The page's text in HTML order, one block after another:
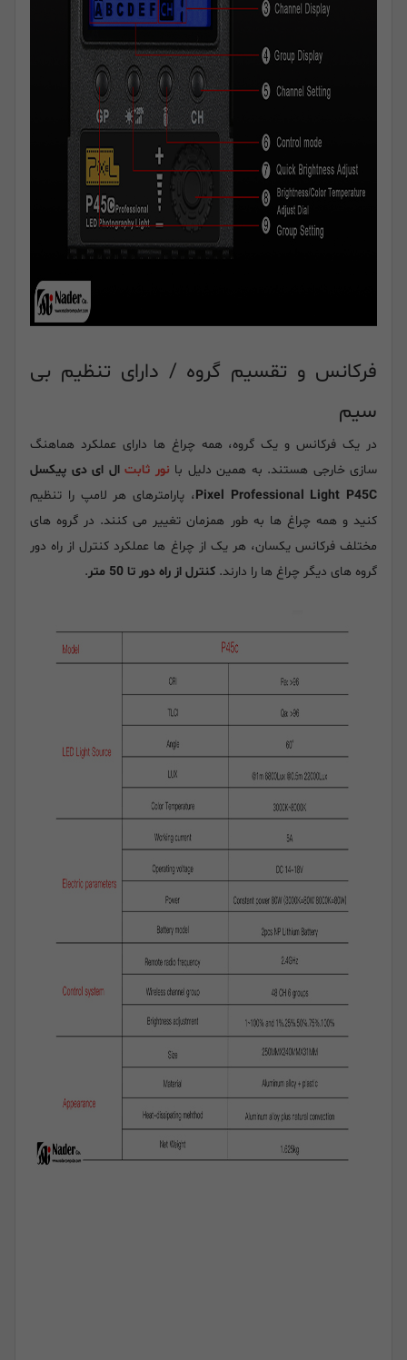
فرکانس و تقسیم گروه / دارای تنظیم بی
سیم
در یک فرکانس و یک گروه، همه چراغ ها دارای عملکرد هماهنگ
سازی خارجی هستند. به همین دلیل با نور ثابت ال ای دی پیکسل
Pixel Professional Light P45C، پارامترهای هر لامپ را تنظیم
کنید و همه چراغ ها به طور همزمان تغییر می کنند. در گروه های
مختلف فرکانس یکسان، هر یک از چراغ ها عملکرد کنترل از راه دور
گروه های دیگر چراغ ها را دارند. کنترل از راه دور تا 50 متر .